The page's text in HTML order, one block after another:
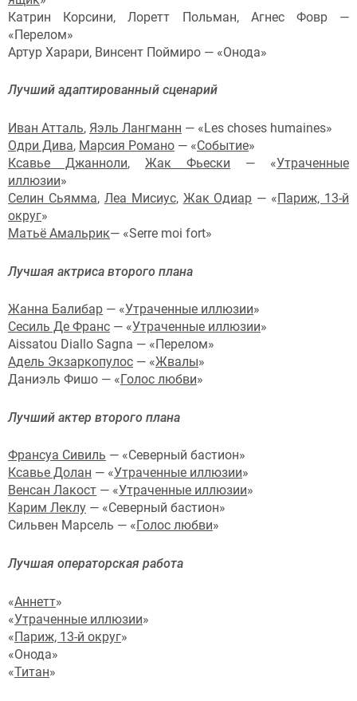
Катрин Корсини, Лоретт Польман, Агнес Фовр —
«Перелом»
Артур Харари, Винсент Поймиро — «Онода»
Лучший адаптированный сценарий
Иван Атталь, Яэль Лангманн — «Les choses humaines»
Одри Дива, Марсия Романо — «Событие»
Ксавье Джанноли, Жак Фьески — «Утраченные
иллюзии»
Селин Сьямма, Леа Мисиус, Жак Одиар — «Париж, 13-й
округ»
Матьё Амальрик— «Serre moi fort»
Лучшая актриса второго плана
Жанна Балибар — «Утраченные иллюзии»
Сесиль Де Франс — «Утраченные иллюзии»
Aissatou Diallo Sagna — «Перелом»
Адель Экзаркопулос — «Жвалы»
Даниэль Фишо — « Голос любви»
Лучший актер второго плана
Франсуа Сивиль — «Северный бастион»
Ксавье Долан — «Утраченные иллюзии»
Венсан Лакост — «Утраченные иллюзии»
Карим Леклу — «Северный бастион»
Сильвен Марсель — « Голос любви»
Лучшая операторская работа
«Аннетт»
«Утраченные иллюзии»
«Париж, 13-й округ»
«Онода»
«Титан»